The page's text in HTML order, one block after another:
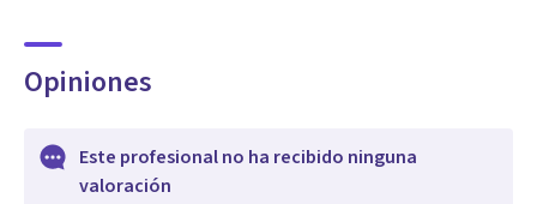
Opiniones
Este profesional no ha recibido ninguna
valoración